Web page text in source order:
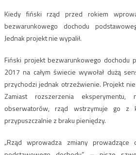
Kiedy fiński rząd przed rokiem
bezwarunkowego dochodu
Jednak projekt nie wypalił.
Fiński projekt bezwarunkowego dochodu
2017 na całym świecie wywołał dużą
przychodzi jednak otrzeźwienie. Projekt
Zamiast rozszerzenia
obserwatorów, rząd wstrzymuje go z
przypuszczalnie z braku pieniędzy.
„Rząd wprowadza zmiany